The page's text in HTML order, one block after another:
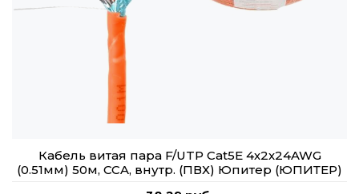
Кабель витая пара F/UTP Cat5E 4х2х24AWG
(0.51мм) 50м, CCA, внутр. (ПВХ) Юпитер (ЮПИТЕР)